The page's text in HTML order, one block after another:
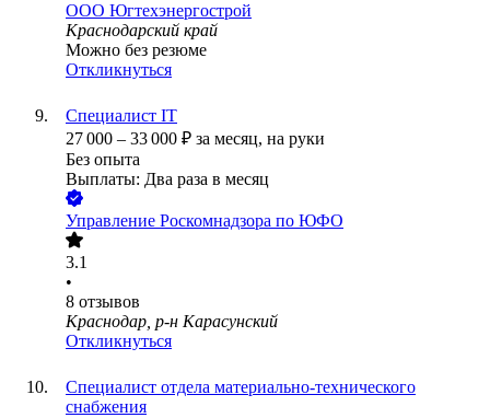
ООО Югтехэнергострой
Краснодарский край
Можно без резюме
Откликнуться
Специалист IT
27 000 – 33 000 ₽ за месяц, на руки
Без опыта
Выплаты: Два раза в месяц
Управление Роскомнадзора по ЮФО
3.1
•
8 отзывов
Краснодар, р-н Карасунский
Откликнуться
Специалист отдела материально-технического
снабжения